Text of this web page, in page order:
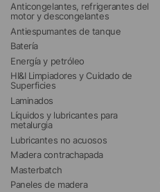
Anticongelantes, refrigerantes del
motor y descongelantes
Antiespumantes de tanque
Batería
Energía y petróleo
HI&I Limpiadores y Cuidado de
Superficies
Laminados
Líquidos y lubricantes para
metalurgia
Lubricantes no acuosos
Madera contrachapada
Masterbatch
Paneles de madera